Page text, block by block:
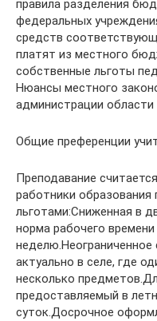
правила разделения
федеральных
средств
платят из местного
собственные льготы
Нюансы местного
администрации области
Общие преференции
Преподавание
работники образования
льготами:Сниженная в
норма рабочего
актуально в селе, где
несколько
предоставляемый в
суток.Досрочное